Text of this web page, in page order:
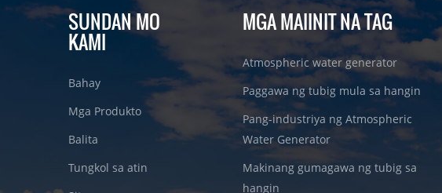
SUNDAN MO
KAMI
Bahay
Mga Produkto
Balita
Tungkol sa atin
MGA MAIINIT NA TAG
Atmospheric water generator
Paggawa ng tubig mula sa hangin
Pang-industriya ng Atmospheric
Water Generator
Makinang gumagawa ng tubig sa
hangin